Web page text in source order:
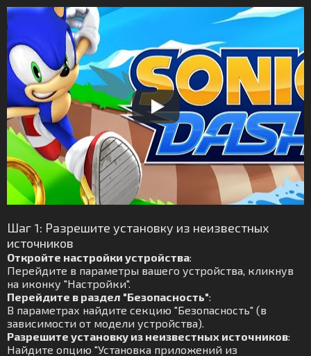
Шаг 1: Разрешите установку из неизвестных
источников
Откройте настройки устройства:
Перейдите в параметры вашего устройства, кликнув
на иконку "Настройки".
Перейдите в раздел "Безопасность":
В параметрах найдите секцию "Безопасность" (в
зависимости от модели устройства).
Разрешите установку из неизвестных источников:
Найдите опцию "Установка приложений из